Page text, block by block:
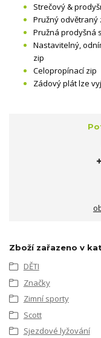
Strečový &
Pružný odvětraný
Pružná prodyšná
Nastavitelný,
zip
Celopropínací zip
Zádový plát lze
Zboží zařazeno v
DĚTI
Značky
Zimní sporty
Scott
Sjezdové lyžování